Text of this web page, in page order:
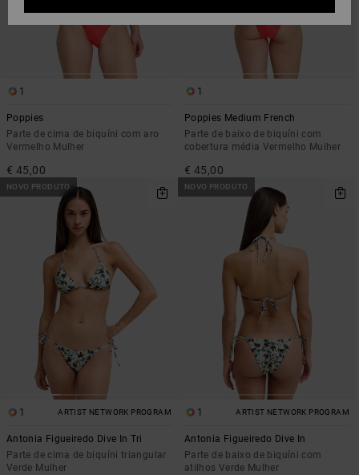
1
Poppies
Parte de cima de biquíni com aro
Vermelho Mulher
€ 45,00
1
Poppies Medium French
Parte de baixo de biquíni com
cobertura média Vermelho Mulher
€ 45,00
NOVO PRODUTO
1 ARTIST NETWORK PROGRAM
Antonia Figueiredo Dive In Tri
Parte de cima de biquíni triangular
Verde Mulher
NOVO PRODUTO
1 ARTIST NETWORK PROGRAM
Antonia Figueiredo Dive In
Parte de baixo de biquíni com
atilhos Verde Mulher